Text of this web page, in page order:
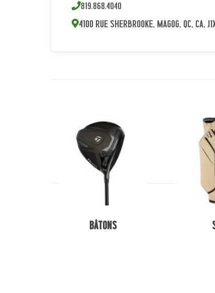
819.868.4040
4100 Rue Sherbrooke, Magog, QC, CA,
Bâtons